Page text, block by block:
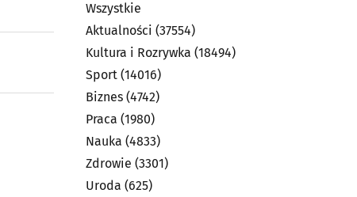
Wszystkie
Aktualności (37554)
Kultura i Rozrywka (18494)
Sport (14016)
Biznes (4742)
Praca (1980)
Nauka (4833)
Zdrowie (3301)
Uroda (625)